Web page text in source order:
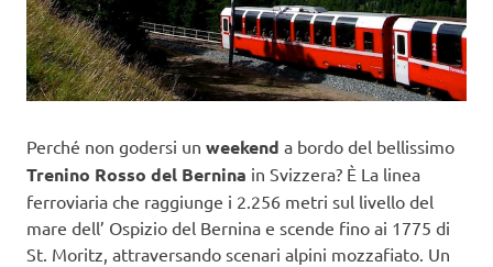
Perché non godersi un weekend a bordo del bellissimo
Trenino Rosso del Bernina in Svizzera? È La linea
ferroviaria che raggiunge i 2.256 metri sul livello del
mare dell’ Ospizio del Bernina e scende fino ai 1775 di
St. Moritz, attraversando scenari alpini mozzafiato. Un